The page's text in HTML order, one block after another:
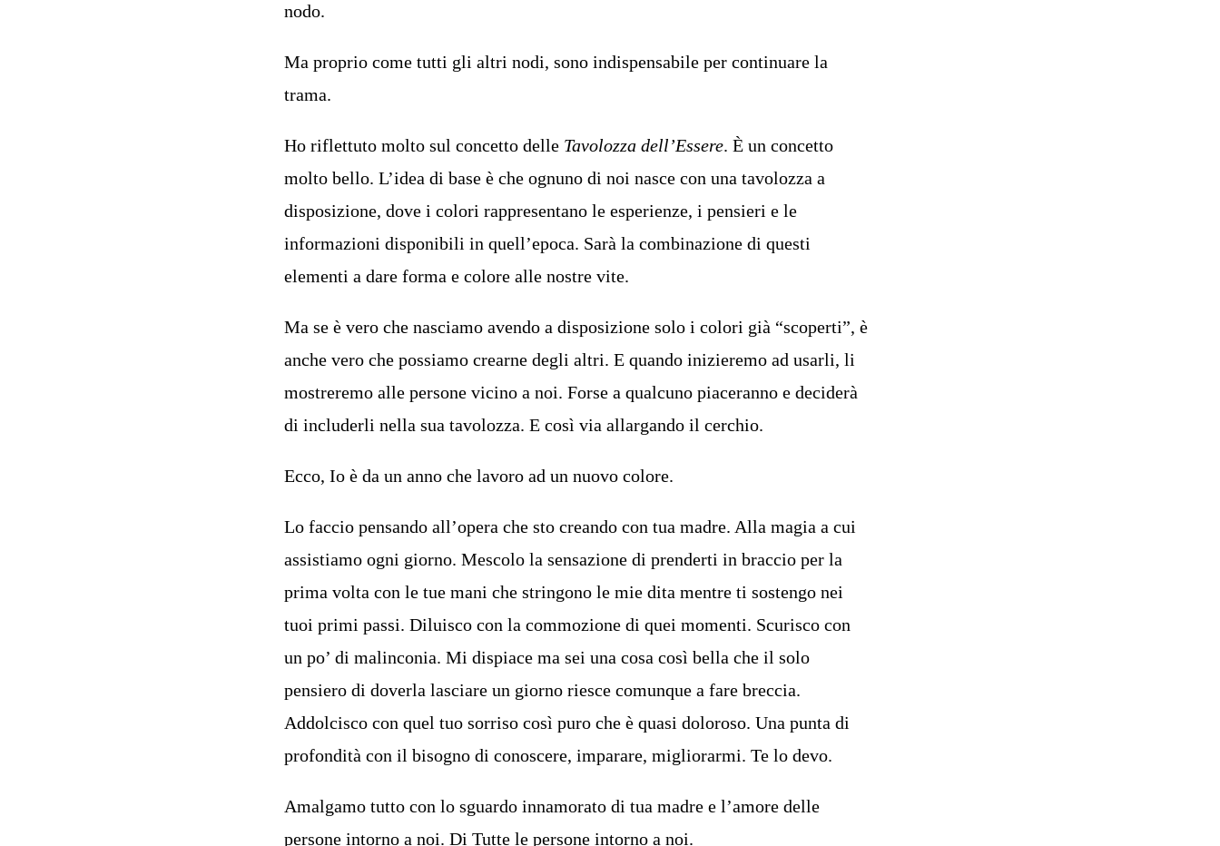
nodo.
Ma proprio come tutti gli altri nodi, sono indispensabile per continuare la
trama.
Ho riflettuto molto sul concetto delle Tavolozza dell’Essere. È un concetto
molto bello. L’idea di base è che ognuno di noi nasce con una tavolozza a
disposizione, dove i colori rappresentano le esperienze, i pensieri e le
informazioni disponibili in quell’epoca. Sarà la combinazione di questi
elementi a dare forma e colore alle nostre vite.
Ma se è vero che nasciamo avendo a disposizione solo i colori già “scoperti”, è
anche vero che possiamo crearne degli altri. E quando inizieremo ad usarli, li
mostreremo alle persone vicino a noi. Forse a qualcuno piaceranno e deciderà
di includerli nella sua tavolozza. E così via allargando il cerchio.
Ecco, Io è da un anno che lavoro ad un nuovo colore.
Lo faccio pensando all’opera che sto creando con tua madre. Alla magia a cui
assistiamo ogni giorno. Mescolo la sensazione di prenderti in braccio per la
prima volta con le tue mani che stringono le mie dita mentre ti sostengo nei
tuoi primi passi. Diluisco con la commozione di quei momenti. Scurisco con
un po’ di malinconia. Mi dispiace ma sei una cosa così bella che il solo
pensiero di doverla lasciare un giorno riesce comunque a fare breccia.
Addolcisco con quel tuo sorriso così puro che è quasi doloroso. Una punta di
profondità con il bisogno di conoscere, imparare, migliorarmi. Te lo devo.
Amalgamo tutto con lo sguardo innamorato di tua madre e l’amore delle
persone intorno a noi. Di Tutte le persone intorno a noi.